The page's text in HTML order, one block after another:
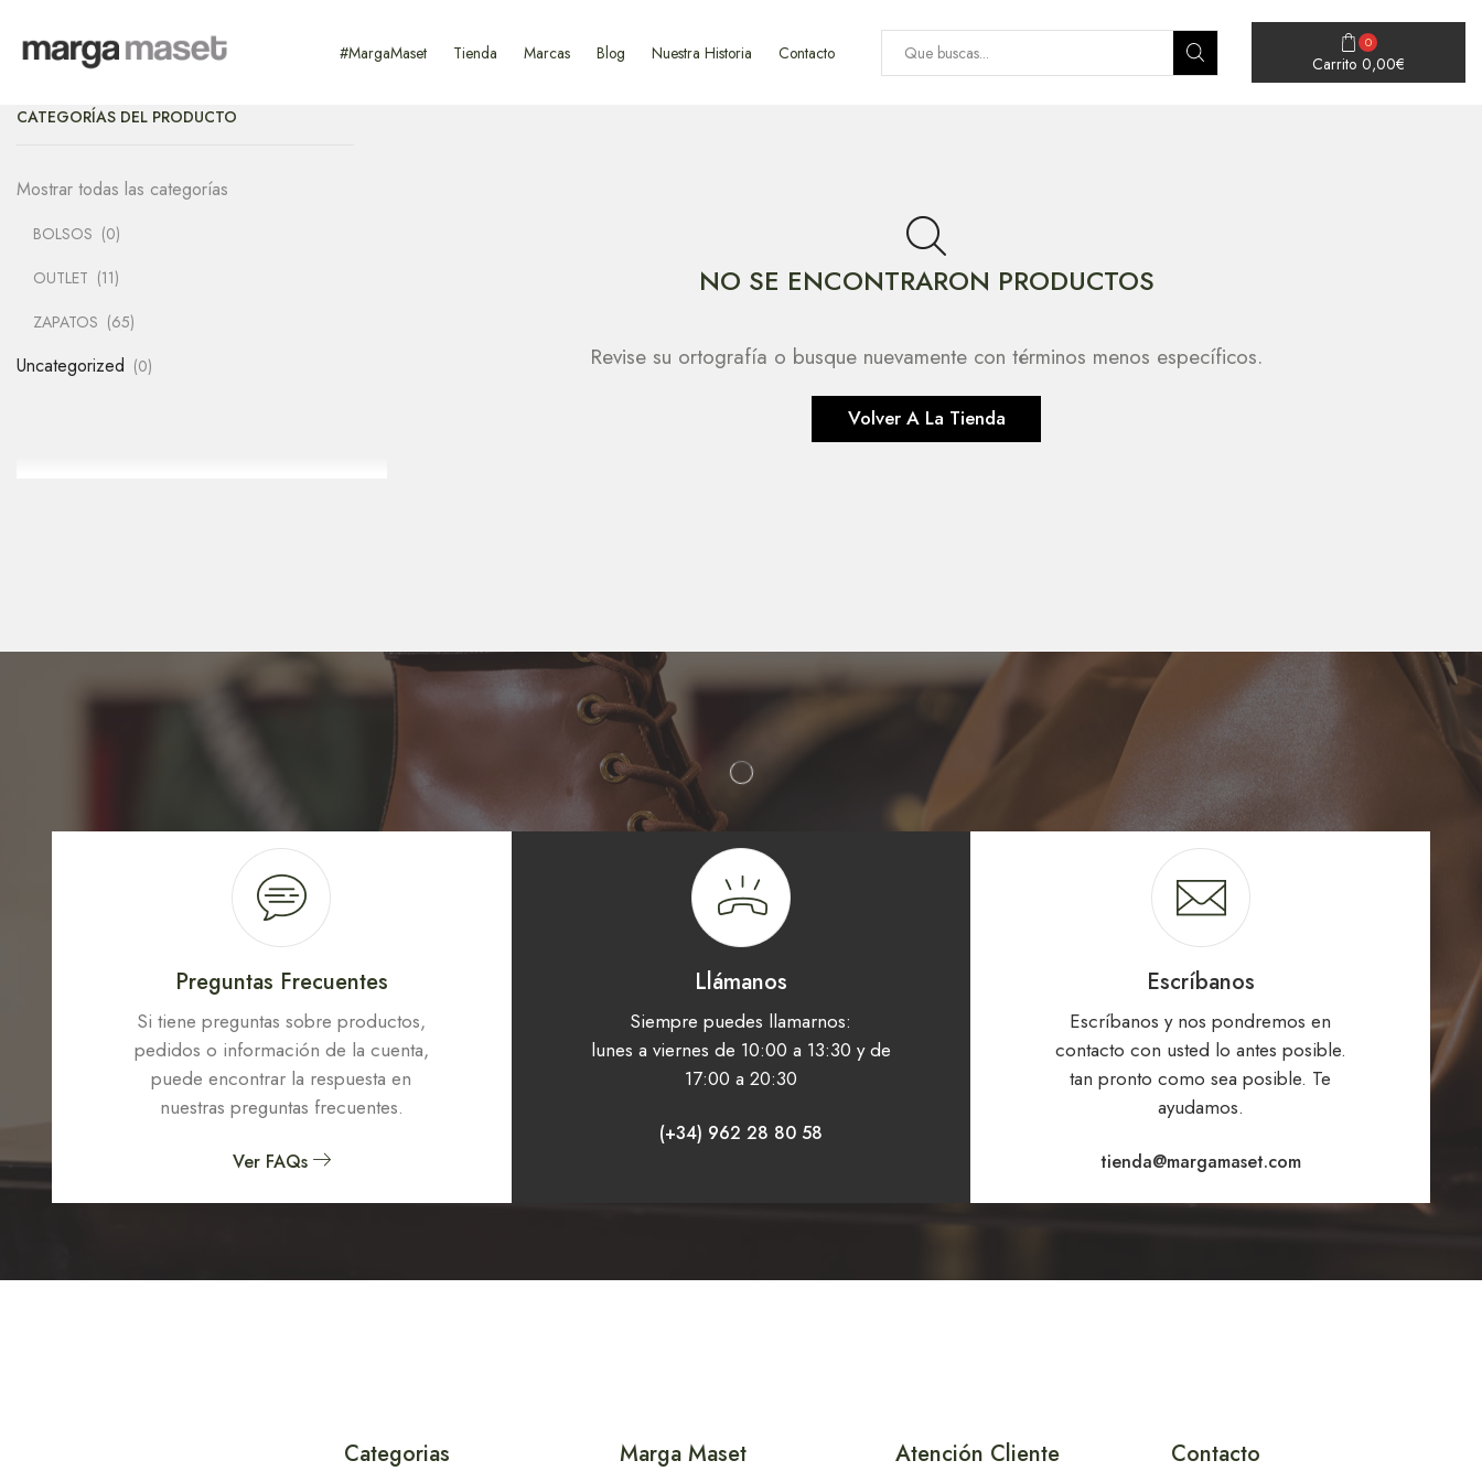
#MargaMaset Tienda Marcas Blog Nuestra Historia Contacto 0
Carrito 0,00€
NO SE ENCONTRARON PRODUCTOS
Revise su ortografía o busque nuevamente con términos menos específicos.
Volver A La Tienda
CATEGORÍAS DEL PRODUCTO
Mostrar todas las categorías
BOLSOS (0)
OUTLET (11)
ZAPATOS (65)
Uncategorized (0)
Preguntas Frecuentes
Si tiene preguntas sobre productos,
pedidos o información de la cuenta,
puede encontrar la respuesta en
nuestras preguntas frecuentes.
Ver FAQs
Llámanos
Siempre puedes llamarnos:
lunes a viernes de 10:00 a 13:30 y de
17:00 a 20:30
(+34) 962 28 80 58
Escríbanos
Escríbanos y nos pondremos en
contacto con usted lo antes posible.
tan pronto como sea posible. Te
ayudamos.
tienda@margamaset.com
Categorias Marga Maset Atención Cliente Contacto